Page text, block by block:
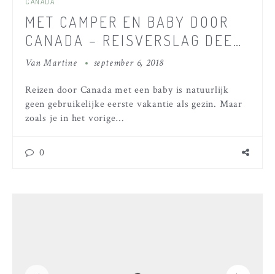
MET CAMPER EN BABY DOOR
CANADA – REISVERSLAG DEEL
4
VanMartine september 6, 2018
Reizen door Canada met een baby is natuurlijk
geen gebruikelijke eerste vakantie als gezin. Maar
zoals je in het vorige…
0